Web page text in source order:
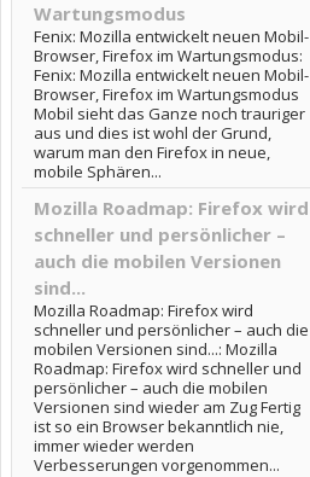
Wartungsmodus
Fenix: Mozilla entwickelt neuen Mobil-
Browser, Firefox im Wartungsmodus:
Fenix: Mozilla entwickelt neuen Mobil-
Browser, Firefox im Wartungsmodus
Mobil sieht das Ganze noch trauriger
aus und dies ist wohl der Grund,
warum man den Firefox in neue,
mobile Sphären...
Mozilla Roadmap: Firefox wird
schneller und persönlicher –
auch die mobilen Versionen
sind...
Mozilla Roadmap: Firefox wird
schneller und persönlicher – auch die
mobilen Versionen sind...: Mozilla
Roadmap: Firefox wird schneller und
persönlicher – auch die mobilen
Versionen sind wieder am Zug Fertig
ist so ein Browser bekanntlich nie,
immer wieder werden
Verbesserungen vorgenommen...